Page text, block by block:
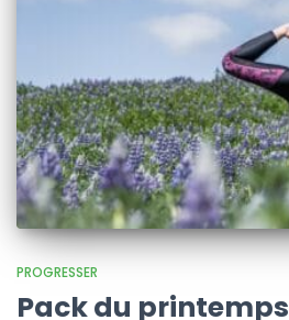
PROGRESSER
Pack du printemps